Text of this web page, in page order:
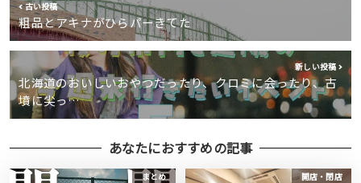
古い投稿
粗品とアキナがひらパーきてた
新しい投稿
北海道のおいしいおやつだったり、クロミに会ったり、古
墳に尖っ…
あなたにおすすめの記事
まとめ 開店・閉店